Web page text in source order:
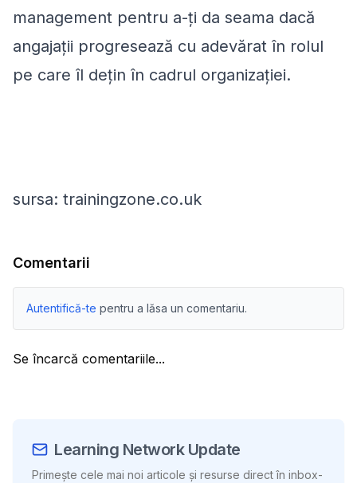
management pentru a-ți da seama dacă
angajații progresează cu adevărat în rolul
pe care îl dețin în cadrul organizației.
sursa: trainingzone.co.uk
Comentarii
Autentifică-te pentru a lăsa un comentariu.
Se încarcă comentariile...
Learning Network Update
Primește cele mai noi articole și resurse direct în inbox-